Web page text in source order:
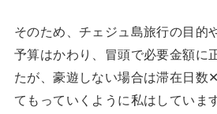
そのため、チェジュ島旅行の目的
予算はかわり、冒頭で必要金額に
たが、豪遊しない場合は滞在日数
てもっていくように私はしていま